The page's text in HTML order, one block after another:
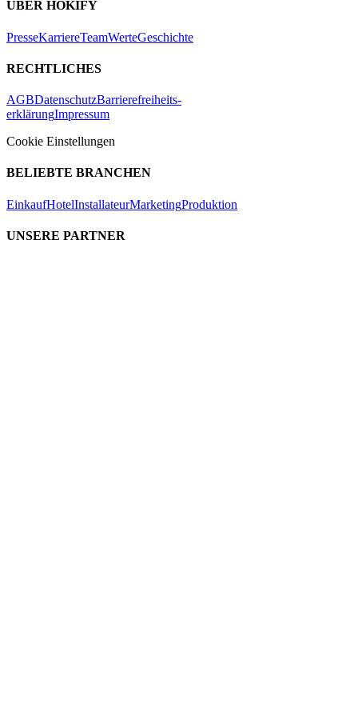
ÜBER HOKIFY
PresseKarriereTeamWerteGeschichte
RECHTLICHES
AGBDatenschutzBarrierefreiheits-
erklärungImpressum
Cookie Einstellungen
BELIEBTE BRANCHEN
EinkaufHotelInstallateurMarketingProduktion
UNSERE PARTNER